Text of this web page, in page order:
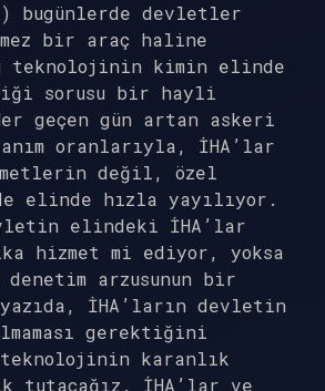
bugünlerde devletler
bir araç haline
teknolojinin kimin elinde
sorusu bir hayli
geçen gün artan askeri
oranlarıyla, İHA’lar
değil, özel
elinde hızla yayılıyor.
elindeki İHA’lar
hizmet mi ediyor, yoksa
denetim arzusunun bir
yazıda, İHA’ların devletin
gerektiğini
karanlık
tutacağız. İHA’lar ve